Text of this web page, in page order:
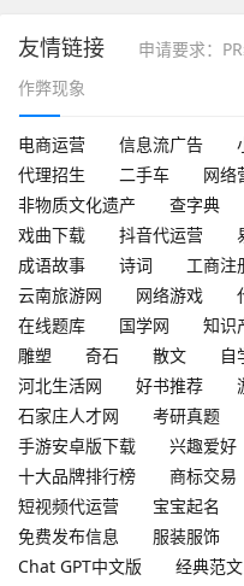
友情链接
申请要求：
作弊现象
电商运营 信息流广告
代理招生
二手车 网络
非物质文化遗产
查字典
戏曲下载
抖音代运营
成语故事
诗词 工商注
云南旅游网
网络游戏
在线题库
国学网 知识
雕塑
奇石 散文 自
河北生活网
好书推荐
石家庄人才网
考研真题
手游安卓版下载
兴趣爱好
十大品牌排行榜
商标交易
短视频代运营
宝宝起名
免费发布信息
服装服饰
Chat GPT中文版
经典范文